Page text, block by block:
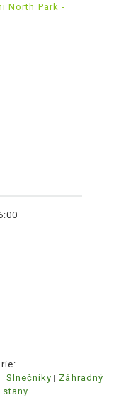
North Park -
Slnečníky
Záhradný
stany